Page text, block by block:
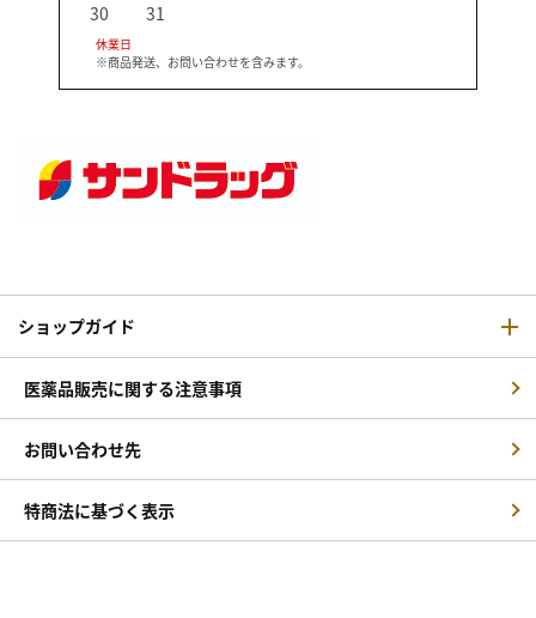
30
31
休業日
※商品発送、お問い合わせを含みます。
ショップガイド
医薬品販売に関する注意事項
お問い合わせ先
特商法に基づく表示